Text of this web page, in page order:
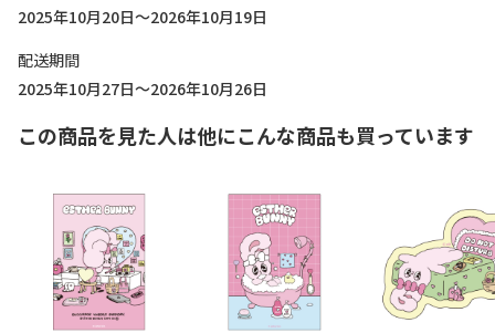
2025年10月20日～2026年10月19日
配送期間
2025年10月27日～2026年10月26日
この商品を見た人は他にこんな商品も買っています